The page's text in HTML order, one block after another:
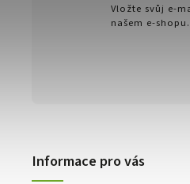
Vložte svůj e-
našem e-shopu.
Informace pro vás